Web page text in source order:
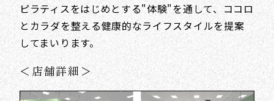
ピラティスをはじめとする"体験"を通して、ココロ
とカラダを整える健康的なライフスタイルを提案
してまいります。
＜店舗詳細＞